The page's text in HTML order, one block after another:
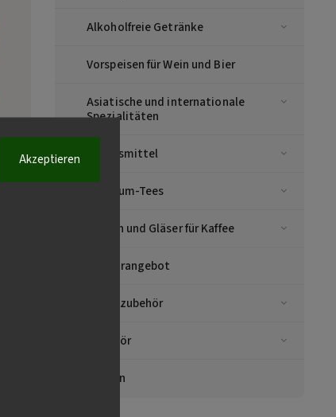
Akzeptieren
Alkoholfreie Getränke
Vorspeisen für Wein und Bier
Asiatische und internationale
Spezialitäten
Lebensmittel
Premium-Tees
Tassen und Gläser für Kaffee
Sonderangebot
Kaffeezubehör
Zubehör
Marken